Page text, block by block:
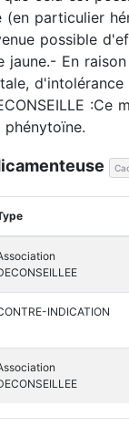
(en particulier
possible
En
INDICATION